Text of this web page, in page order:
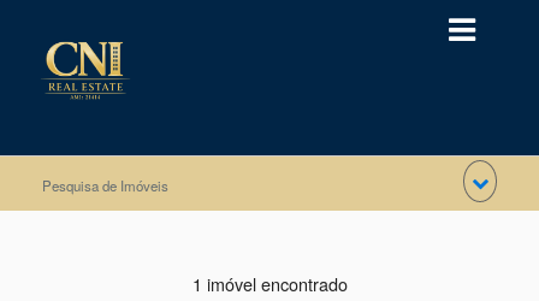
Pesquisa de Imóveis
1 imóvel encontrado